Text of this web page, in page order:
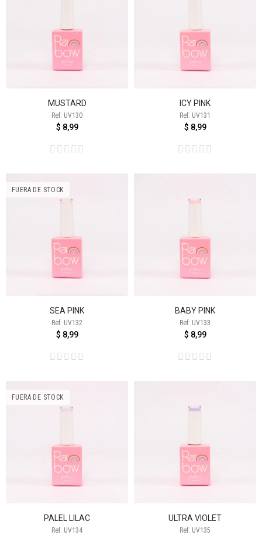
MUSTARD
Ref: UV130
$ 8,99
ICY PINK
Ref: UV131
$ 8,99
FUERA DE STOCK
SEA PINK
Ref: UV132
$ 8,99
BABY PINK
Ref: UV133
$ 8,99
FUERA DE STOCK
PALEL LILAC
Ref: UV134
ULTRA VIOLET
Ref: UV135